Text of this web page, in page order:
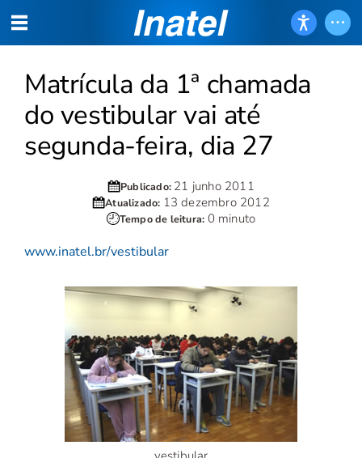
Matrícula da 1ª chamada
do vestibular vai até
segunda-feira, dia 27
Publicado: 21 junho 2011
Atualizado: 13 dezembro 2012
Tempo de leitura: 0 minuto
www.inatel.br/vestibular